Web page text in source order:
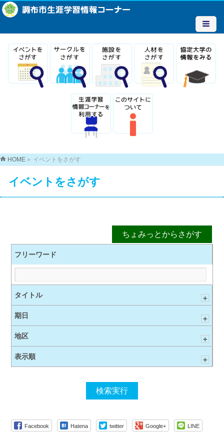
HOME » イベントをさがす
イベントをさがす
フリーワード
タイトル ＋
期日 ＋
地区 ＋
表示順 ＋
Facebook Hatena twitter Google+ LINE